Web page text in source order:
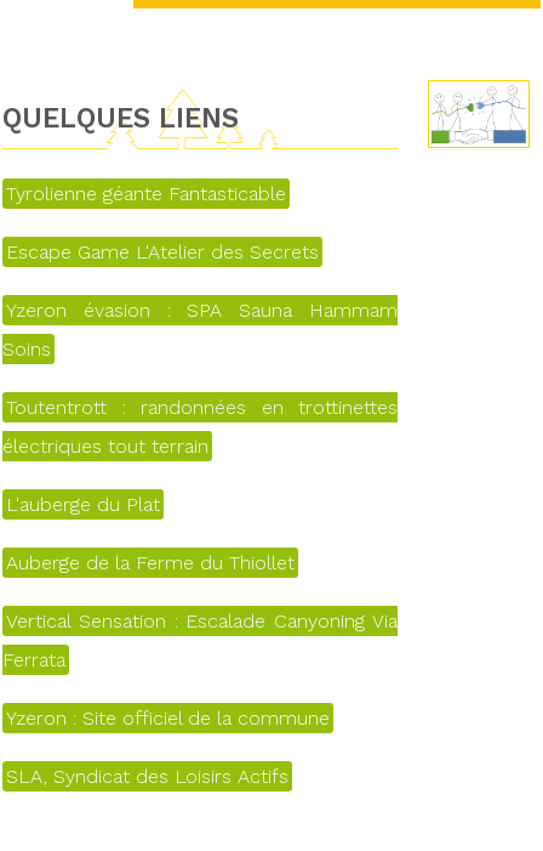
QUELQUES LIENS
Tyrolienne géante Fantasticable
Escape Game L'Atelier des Secrets
Yzeron évasion : SPA Sauna Hammam
Soins
Toutentrott : randonnées en trottinettes
électriques tout terrain
L'auberge du Plat
Auberge de la Ferme du Thiollet
Vertical Sensation : Escalade Canyoning Via
Ferrata
Yzeron : Site officiel de la commune
SLA, Syndicat des Loisirs Actifs